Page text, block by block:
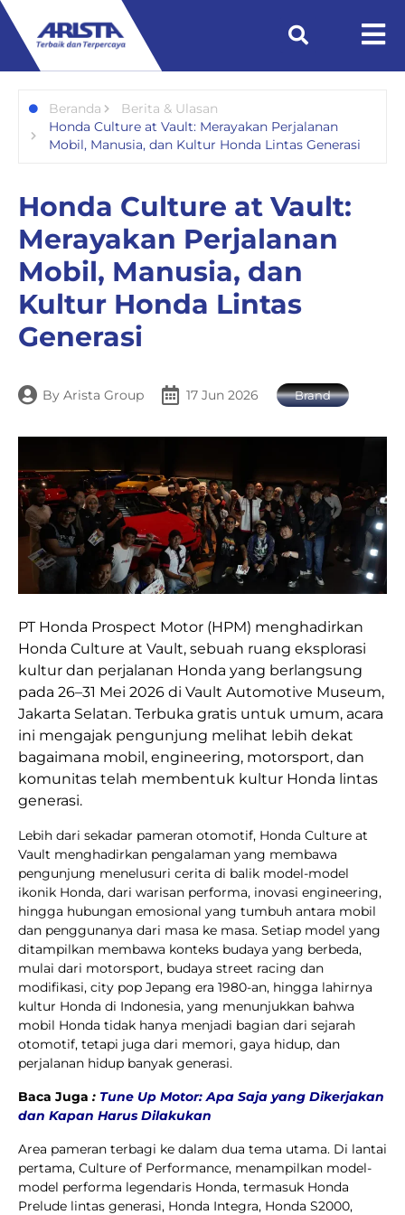
Beranda
Berita & Ulasan
Honda Culture at Vault: Merayakan Perjalanan
Mobil, Manusia, dan Kultur Honda Lintas Generasi
Honda Culture at Vault:
Merayakan Perjalanan
Mobil, Manusia, dan
Kultur Honda Lintas
Generasi
By Arista Group 17 Jun 2026 Brand
PT Honda Prospect Motor (HPM) menghadirkan
Honda Culture at Vault, sebuah ruang eksplorasi
kultur dan perjalanan Honda yang berlangsung
pada 26–31 Mei 2026 di Vault Automotive Museum,
Jakarta Selatan. Terbuka gratis untuk umum, acara
ini mengajak pengunjung melihat lebih dekat
bagaimana mobil, engineering, motorsport, dan
komunitas telah membentuk kultur Honda lintas
generasi.
Lebih dari sekadar pameran otomotif, Honda Culture at
Vault menghadirkan pengalaman yang membawa
pengunjung menelusuri cerita di balik model-model
ikonik Honda, dari warisan performa, inovasi engineering,
hingga hubungan emosional yang tumbuh antara mobil
dan penggunanya dari masa ke masa. Setiap model yang
ditampilkan membawa konteks budaya yang berbeda,
mulai dari motorsport, budaya street racing dan
modifikasi, city pop Jepang era 1980-an, hingga lahirnya
kultur Honda di Indonesia, yang menunjukkan bahwa
mobil Honda tidak hanya menjadi bagian dari sejarah
otomotif, tetapi juga dari memori, gaya hidup, dan
perjalanan hidup banyak generasi.
Baca Juga : Tune Up Motor: Apa Saja yang Dikerjakan
dan Kapan Harus Dilakukan
Area pameran terbagi ke dalam dua tema utama. Di lantai
pertama, Culture of Performance, menampilkan model-
model performa legendaris Honda, termasuk Honda
Prelude lintas generasi, Honda Integra, Honda S2000,